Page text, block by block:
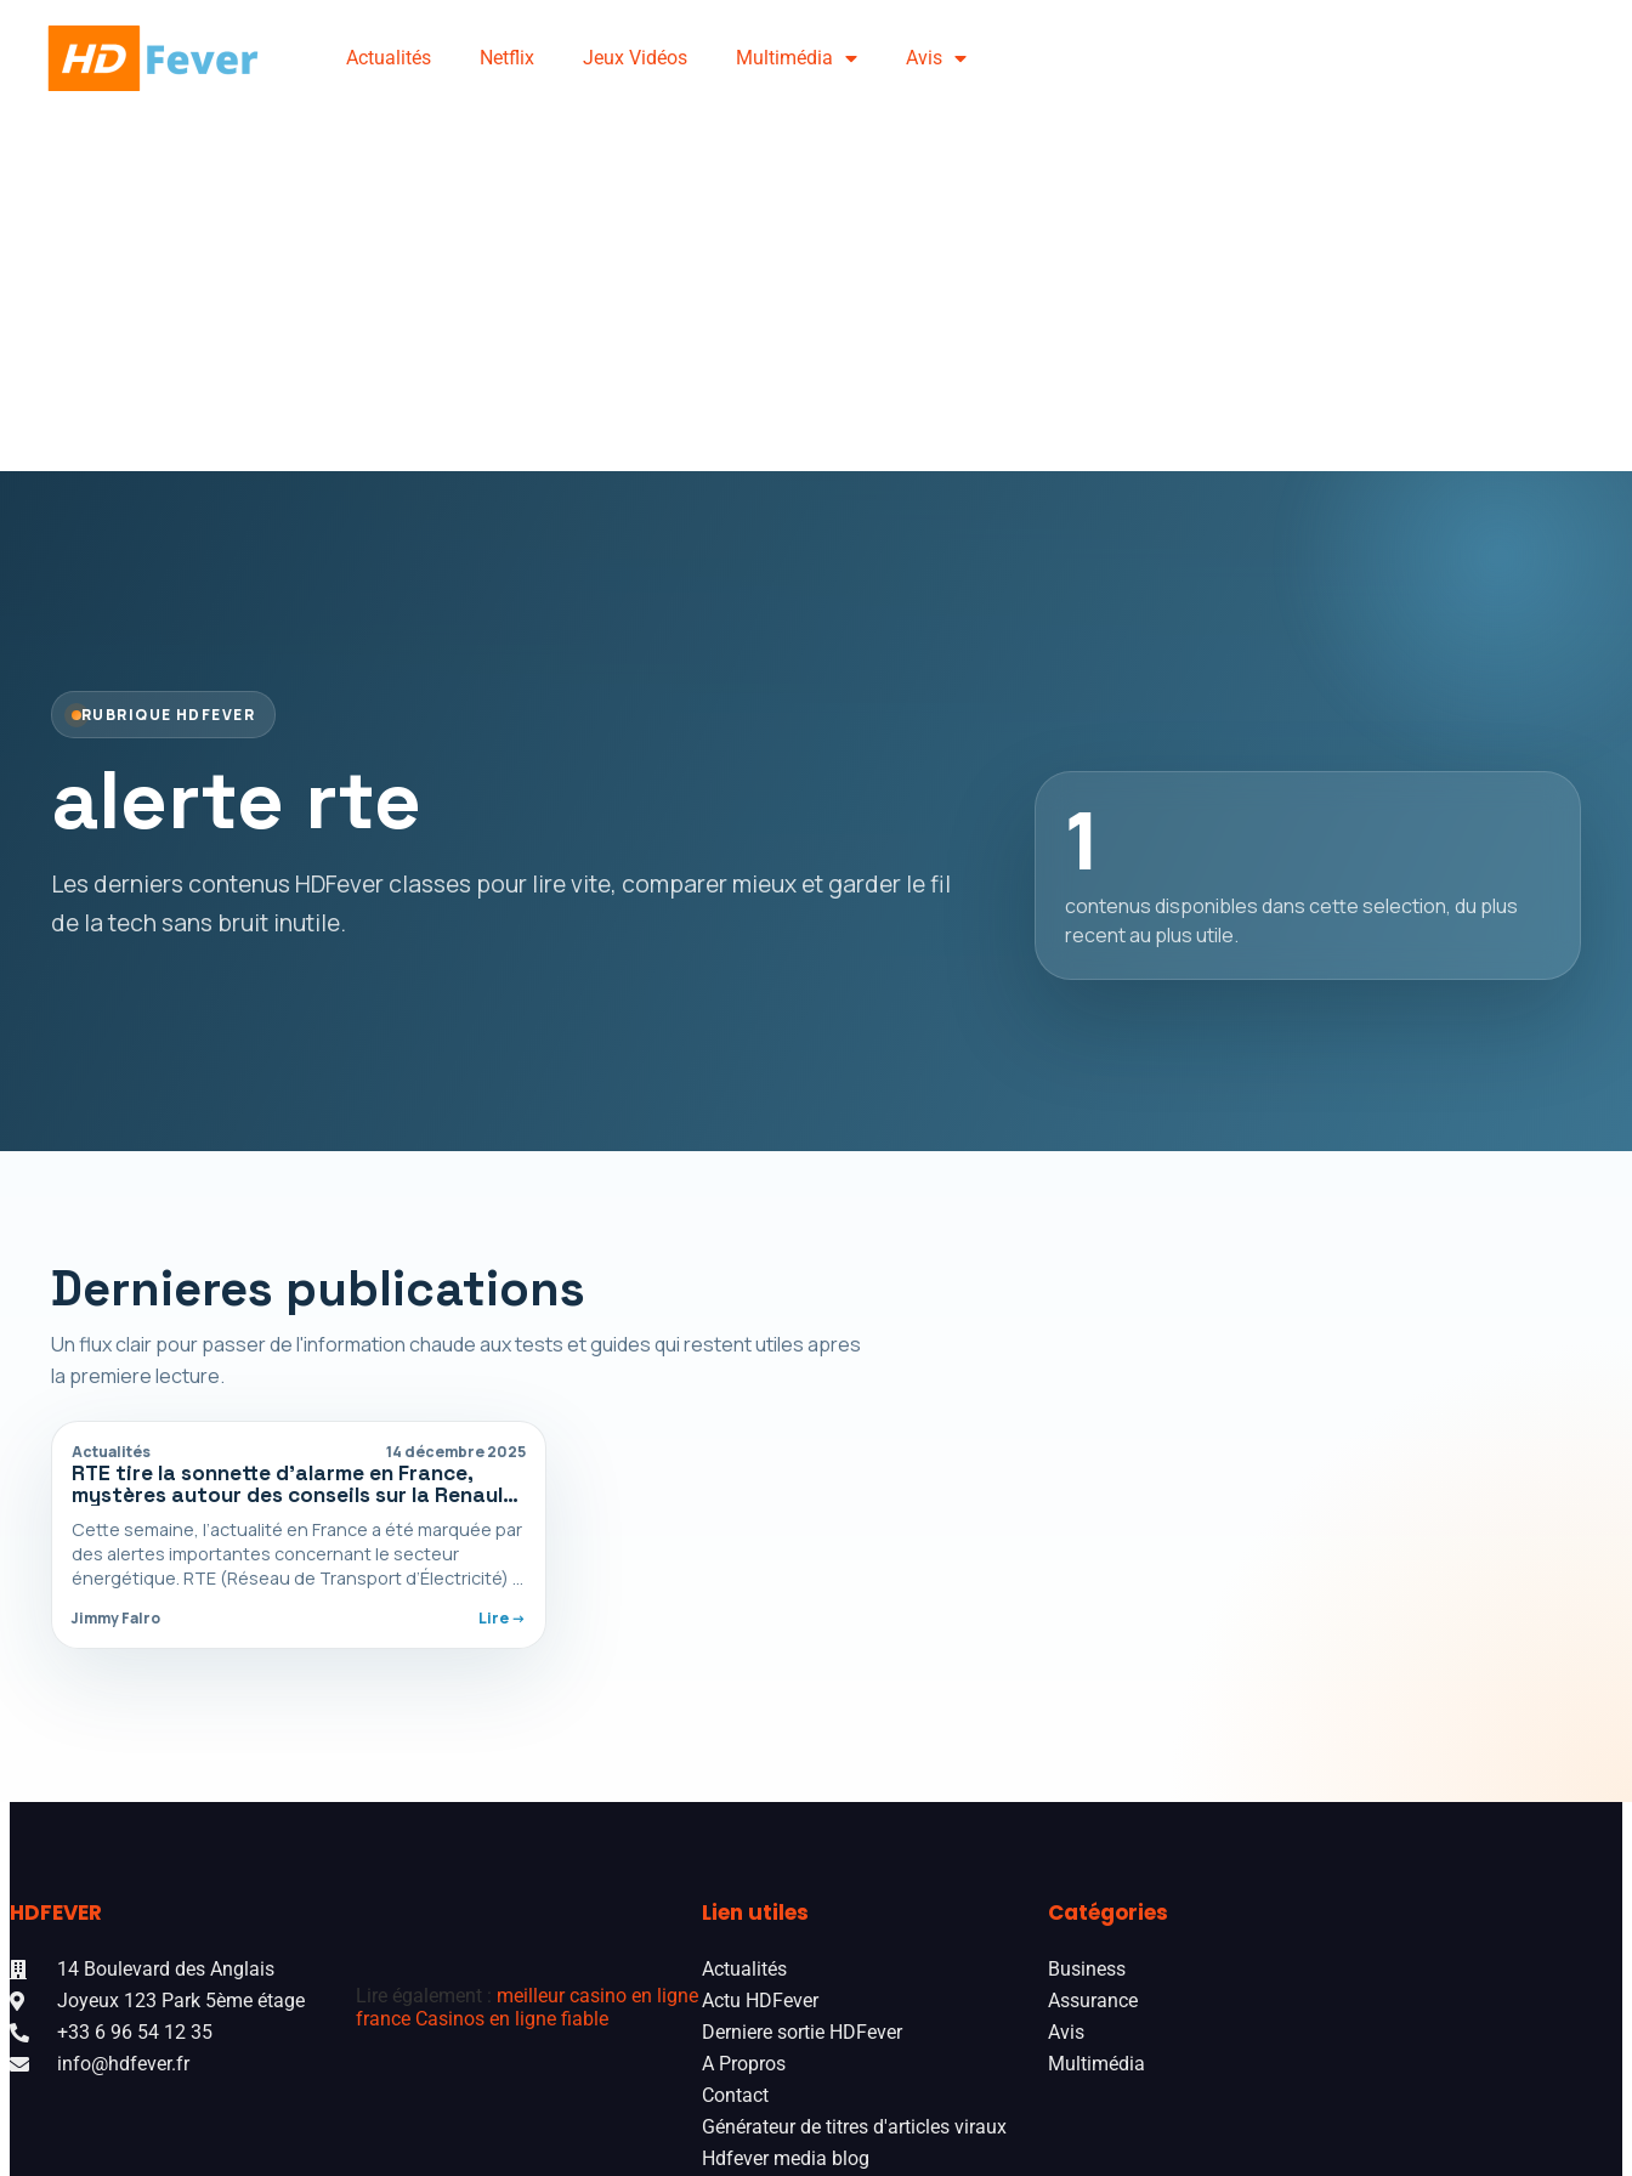
Actualités Netflix Jeux Vidéos Multimédia Avis
RUBRIQUE HDFEVER
alerte rte
Les derniers contenus HDFever classes pour lire vite, comparer mieux et garder le fil
de la tech sans bruit inutile.
1
contenus disponibles dans cette selection, du plus
recent au plus utile.
Dernieres publications
Un flux clair pour passer de l'information chaude aux tests et guides qui restent utiles apres
la premiere lecture.
Actualités 14 décembre 2025
RTE tire la sonnette d’alarme en France,
mystères autour des conseils sur la Renault
5 et secrets de la pub de Noël — le résumé
incontournable de la semaine
Cette semaine, l’actualité en France a été marquée par
des alertes importantes concernant le secteur
énergétique. RTE (Réseau de Transport d’Électricité) a
Jimmy Falro Lire ->
HDFEVER
14 Boulevard des Anglais
Joyeux 123 Park 5ème étage
+33 6 96 54 12 35
info@hdfever.fr
Lire également : meilleur casino en ligne
france Casinos en ligne fiable
Lien utiles
Actualités
Actu HDFever
Derniere sortie HDFever
A Propros
Contact
Générateur de titres d'articles viraux
Hdfever media blog
Catégories
Business
Assurance
Avis
Multimédia